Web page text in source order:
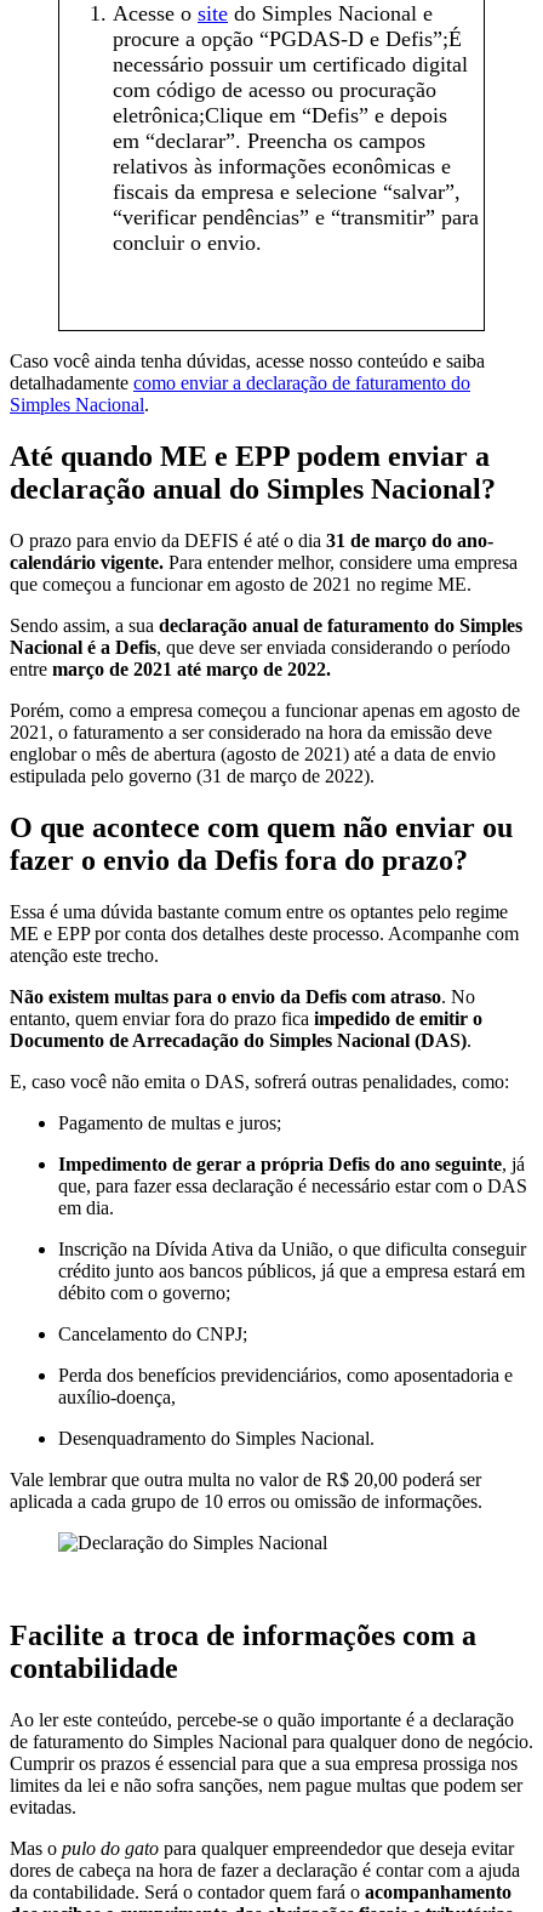
Acesse o site do Simples Nacional e
procure a opção “PGDAS-D e Defis”;É
necessário possuir um certificado digital
com código de acesso ou procuração
eletrônica;Clique em “Defis” e depois
em “declarar”. Preencha os campos
relativos às informações econômicas e
fiscais da empresa e selecione “salvar”,
“verificar pendências” e “transmitir” para
concluir o envio.
Caso você ainda tenha dúvidas, acesse nosso conteúdo e saiba
detalhadamente como enviar a declaração de faturamento do
Simples Nacional.
Até quando ME e EPP podem enviar a
declaração anual do Simples Nacional?
O prazo para envio da DEFIS é até o dia 31 de março do ano-
calendário vigente. Para entender melhor, considere uma empresa
que começou a funcionar em agosto de 2021 no regime ME.
Sendo assim, a sua declaração anual de faturamento do Simples
Nacional é a Defis, que deve ser enviada considerando o período
entre março de 2021 até março de 2022.
Porém, como a empresa começou a funcionar apenas em agosto de
2021, o faturamento a ser considerado na hora da emissão deve
englobar o mês de abertura (agosto de 2021) até a data de envio
estipulada pelo governo (31 de março de 2022).
O que acontece com quem não enviar ou
fazer o envio da Defis fora do prazo?
Essa é uma dúvida bastante comum entre os optantes pelo regime
ME e EPP por conta dos detalhes deste processo. Acompanhe com
atenção este trecho.
Não existem multas para o envio da Defis com atraso. No
entanto, quem enviar fora do prazo fica impedido de emitir o
Documento de Arrecadação do Simples Nacional (DAS).
E, caso você não emita o DAS, sofrerá outras penalidades, como:
Pagamento de multas e juros;
Impedimento de gerar a própria Defis do ano seguinte, já
que, para fazer essa declaração é necessário estar com o DAS
em dia.
Inscrição na Dívida Ativa da União, o que dificulta conseguir
crédito junto aos bancos públicos, já que a empresa estará em
débito com o governo;
Cancelamento do CNPJ;
Perda dos benefícios previdenciários, como aposentadoria e
auxílio-doença,
Desenquadramento do Simples Nacional.
Vale lembrar que outra multa no valor de R$ 20,00 poderá ser
aplicada a cada grupo de 10 erros ou omissão de informações.
Facilite a troca de informações com a
contabilidade
Ao ler este conteúdo, percebe-se o quão importante é a declaração
de faturamento do Simples Nacional para qualquer dono de negócio.
Cumprir os prazos é essencial para que a sua empresa prossiga nos
limites da lei e não sofra sanções, nem pague multas que podem ser
evitadas.
Mas o pulo do gato para qualquer empreendedor que deseja evitar
dores de cabeça na hora de fazer a declaração é contar com a ajuda
da contabilidade. Será o contador quem fará o acompanhamento